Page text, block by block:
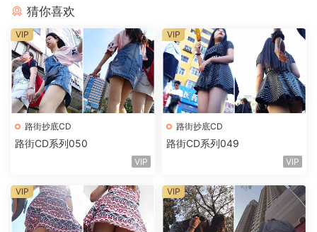
猜你喜欢
路街抄底CD
路街CD系列050
VIP
VIP
路街抄底CD
路街CD系列049
VIP
VIP
VIP VIP